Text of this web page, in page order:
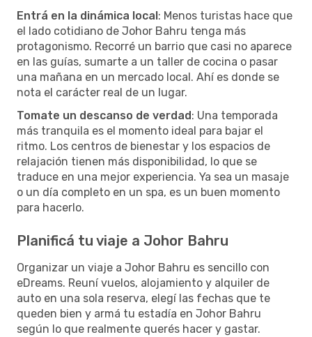
Entrá en la dinámica local: Menos turistas hace que
el lado cotidiano de Johor Bahru tenga más
protagonismo. Recorré un barrio que casi no aparece
en las guías, sumarte a un taller de cocina o pasar
una mañana en un mercado local. Ahí es donde se
nota el carácter real de un lugar.
Tomate un descanso de verdad: Una temporada
más tranquila es el momento ideal para bajar el
ritmo. Los centros de bienestar y los espacios de
relajación tienen más disponibilidad, lo que se
traduce en una mejor experiencia. Ya sea un masaje
o un día completo en un spa, es un buen momento
para hacerlo.
Planificá tu viaje a Johor Bahru
Organizar un viaje a Johor Bahru es sencillo con
eDreams. Reuní vuelos, alojamiento y alquiler de
auto en una sola reserva, elegí las fechas que te
queden bien y armá tu estadía en Johor Bahru
según lo que realmente querés hacer y gastar.